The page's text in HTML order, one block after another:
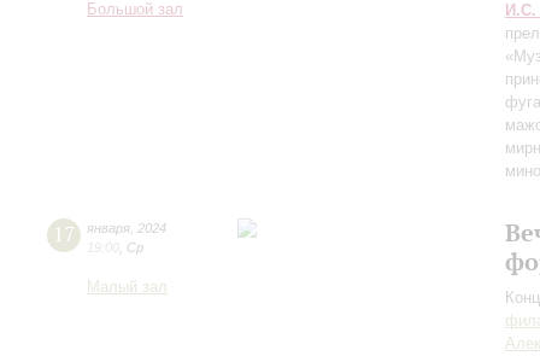
Большой зал
И.С.
17 января 2024
19:00 Ср
Малый зал